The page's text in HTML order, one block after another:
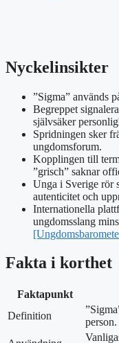
Nyckelinsikter
”Sigma” används
Begreppet
självsäker
Spridningen sker
ungdomsforum.
Kopplingen till
”grisch” saknar
Unga i Sverige rör
autenticitet och
Internationella
ungdomsslang
Fakta i korthet
Faktapunkt
Definition
person.